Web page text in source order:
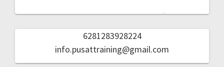
6281283928224
info.pusattraining@gmail.com